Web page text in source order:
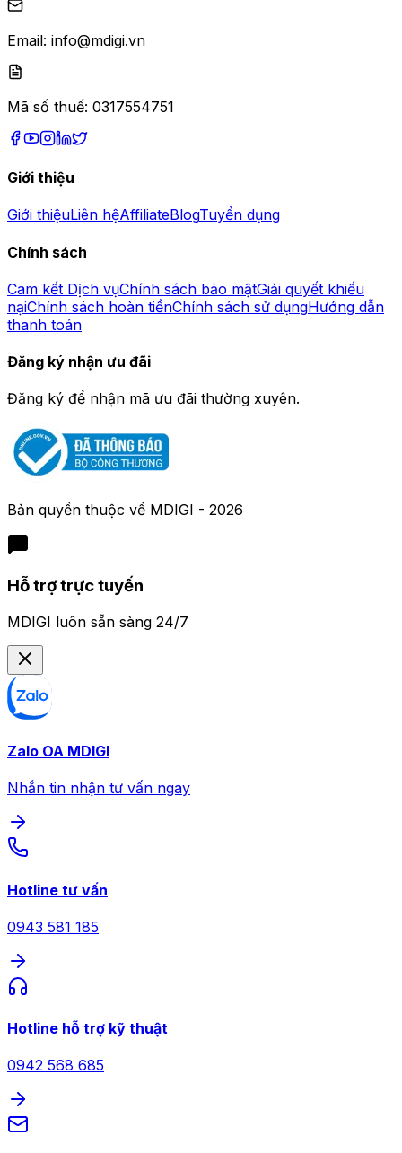
Email: info@mdigi.vn
Mã số thuế: 0317554751
Giới thiệu
Giới thiệuLiên hệAffiliateBlogTuyển dụng
Chính sách
Cam kết Dịch vụChính sách bảo mậtGiải quyết khiếu
nạiChính sách hoàn tiềnChính sách sử dụngHướng dẫn
thanh toán
Đăng ký nhận ưu đãi
Đăng ký để nhận mã ưu đãi thường xuyên.
Bản quyền thuộc về MDIGI - 2026
Hỗ trợ trực tuyến
MDIGI luôn sẵn sàng 24/7
Zalo OA MDIGI
Nhắn tin nhận tư vấn ngay
Hotline tư vấn
0943 581 185
Hotline hỗ trợ kỹ thuật
0942 568 685